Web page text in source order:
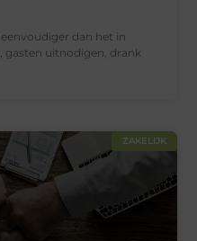
dan het in
gasten uitnodigen, drank
ZAKELIJK